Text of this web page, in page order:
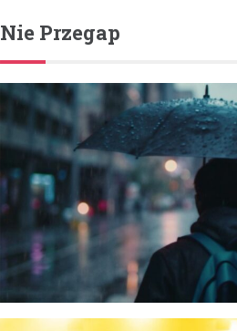
Nie Przegap